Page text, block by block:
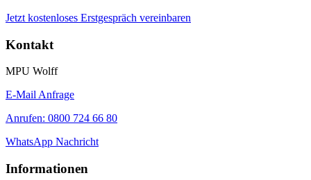
Jetzt kostenloses Erstgespräch vereinbaren
Kontakt
MPU Wolff
E-Mail Anfrage
Anrufen: 0800 724 66 80
WhatsApp Nachricht
Informationen